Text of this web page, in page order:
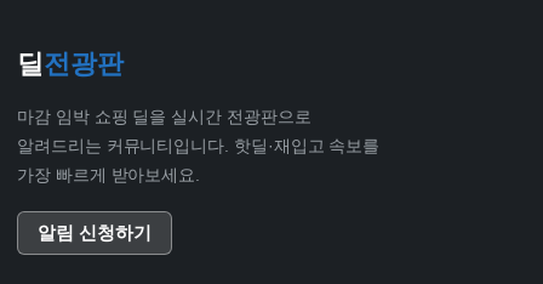
딜전광판
마감 임박 쇼핑 딜을 실시간 전광판으로
알려드리는 커뮤니티입니다. 핫딜·재입고 속보를
가장 빠르게 받아보세요.
알림 신청하기